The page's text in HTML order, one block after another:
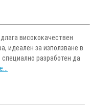
висококачествен
идеален за използване в
разработен да